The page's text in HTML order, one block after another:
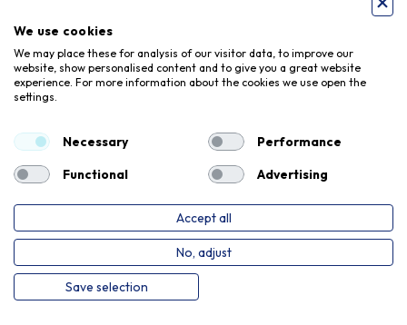
Accettiamo
Seguici sui social
Copyright © 2026. Meloni Store. Tutti i diritti riservati
Privacy Policy Cookie Policy
We use cookies
We may place these for analysis of our visitor data, to improve our
website, show personalised content and to give you a great website
experience. For more information about the cookies we use open the
settings.
Necessary
Performance
Functional
Advertising
Accept all
No, adjust
Save selection